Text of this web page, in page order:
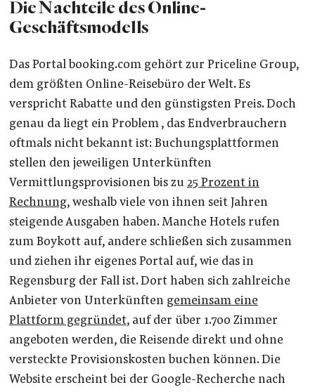
Die Nachteile des Online-
Geschäftsmodells
Das Portal booking.com gehört zur Priceline Group,
dem größten Online-Reisebüro der Welt. Es
verspricht Rabatte und den günstigsten Preis. Doch
genau da liegt ein Problem , das Endverbrauchern
oftmals nicht bekannt ist: Buchungsplattformen
stellen den jeweiligen Unterkünften
Vermittlungsprovisionen bis zu 25 Prozent in
Rechnung, weshalb viele von ihnen seit Jahren
steigende Ausgaben haben. Manche Hotels rufen
zum Boykott auf, andere schließen sich zusammen
und ziehen ihr eigenes Portal auf, wie das in
Regensburg der Fall ist. Dort haben sich zahlreiche
Anbieter von Unterkünften gemeinsam eine
Plattform gegründet, auf der über 1.700 Zimmer
angeboten werden, die Reisende direkt und ohne
versteckte Provisionskosten buchen können. Die
Website erscheint bei der Google-Recherche nach